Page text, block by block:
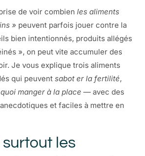
de voir combien les aliments
» peuvent parfois jouer contre la
bien intentionnés, produits allégés
», on peut vite accumuler des
Je vous explique trois aliments
qui peuvent sabot er la fertilité,
quoi manger à la place — avec des
et faciles à mettre en
surtout les